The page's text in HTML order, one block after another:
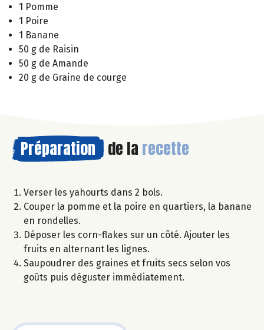
1 Pomme
1 Poire
1 Banane
50 g de Raisin
50 g de Amande
20 g de Graine de courge
Préparation de la recette
Verser les yahourts dans 2 bols.
Couper la pomme et la poire en quartiers, la banane
en rondelles.
Déposer les corn-flakes sur un côté. Ajouter les
fruits en alternant les lignes.
Saupoudrer des graines et fruits secs selon vos
goûts puis déguster immédiatement.